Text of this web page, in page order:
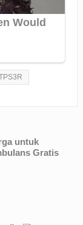
untuk
Gratis